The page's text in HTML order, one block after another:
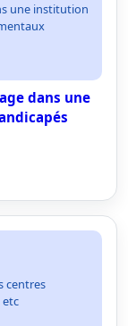
une institution
dans une
centres